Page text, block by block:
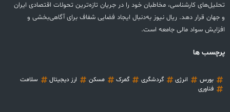
تحلیل‌های کارشناسی، مخاطبان خود را در جریان تازه‌ترین تحولات اقتصادی ایران
و جهان قرار دهد. ریال نیوز به‌دنبال ایجاد فضایی شفاف برای آگاهی‌بخشی و
افزایش سواد مالی جامعه است.
پرچسب ها
بورس انرژی گردشگری گمرک مسکن ارز دیجیتال
سلامت
فناوری